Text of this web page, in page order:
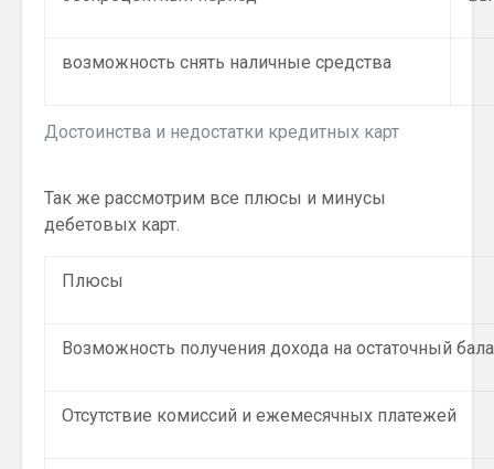
Достоинства и недостатки кредитных карт
возможность снять наличные средства
Так же рассмотрим все плюсы и минусы
дебетовых карт.
Плюсы
Возможность получения дохода на остаточный
Отсутствие комиссий и ежемесячных платежей